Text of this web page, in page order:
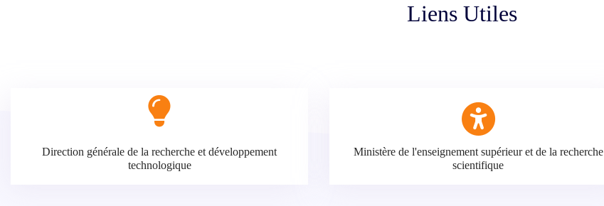
Liens Utiles
Direction générale de la recherche et développement
technologique
Ministère de l'enseignement supérieur et de la recherche
scientifique